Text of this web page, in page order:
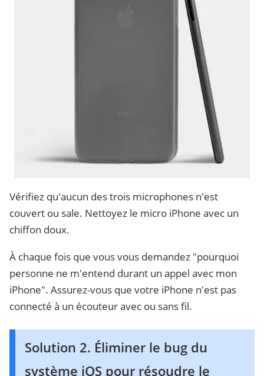
Vérifiez qu'aucun des trois microphones n'est
couvert ou sale. Nettoyez le micro iPhone avec un
chiffon doux.
À chaque fois que vous vous demandez "pourquoi
personne ne m'entend durant un appel avec mon
iPhone". Assurez-vous que votre iPhone n'est pas
connecté à un écouteur avec ou sans fil.
Solution 2. Éliminer le bug du
système iOS pour résoudre le